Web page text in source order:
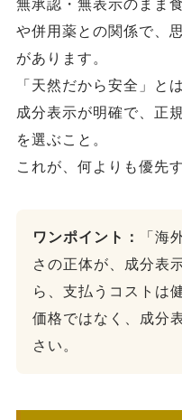
無承認・無表示のまま
や併用薬との関係で、
があります。
「天然だから安全」と
成分表示が明確で、正
を選ぶこと。
これが、何よりも優先
ワンポイント：
「海
さの正体が、成分表
ら、支払うコストは
価格ではなく、成分
さい。